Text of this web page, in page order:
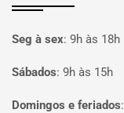
Seg à sex: 9h às 18h
Sábados: 9h às 15h
Domingos e feriados: